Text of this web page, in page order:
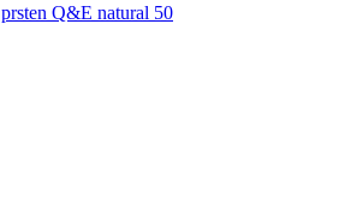
prsten Q&E natural 50